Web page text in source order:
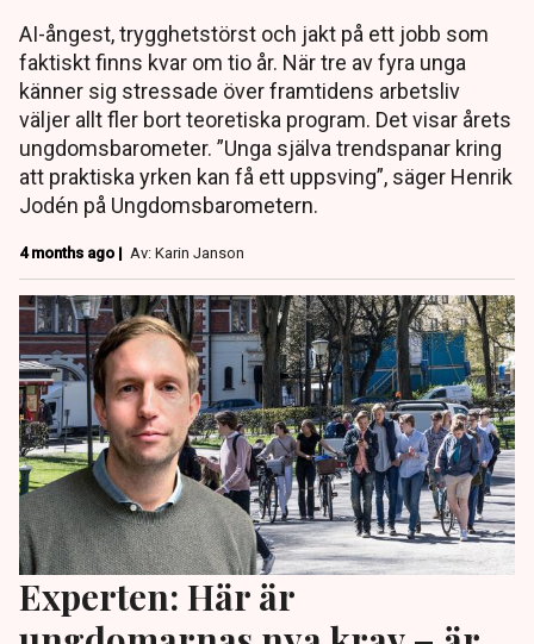
AI-ångest, trygghetstörst och jakt på ett jobb som
faktiskt finns kvar om tio år. När tre av fyra unga
känner sig stressade över framtidens arbetsliv
väljer allt fler bort teoretiska program. Det visar årets
ungdomsbarometer. ”Unga själva trendspanar kring
att praktiska yrken kan få ett uppsving”, säger Henrik
Jodén på Ungdomsbarometern.
4 months ago | Av: Karin Janson
Experten: Här är